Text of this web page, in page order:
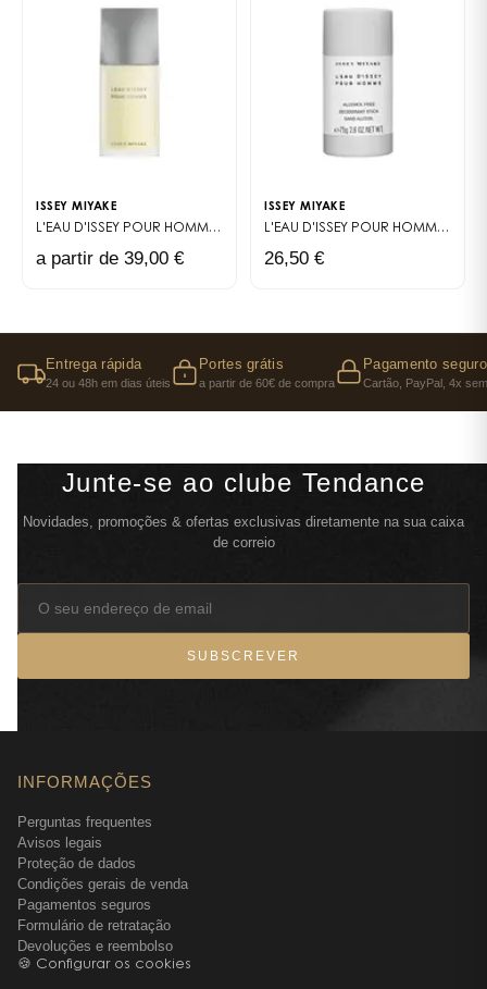
ISSEY MIYAKE
L'EAU D'ISSEY POUR HOMMEEAU DE TOILETTE
a partir de 39,00 €
ISSEY MIYAKE
L'EAU D'ISSEY POUR HOMME DÉODORANT STICK
26,50 €
Entrega rápida
24 ou 48h em dias úteis
Portes grátis
a partir de 60€ de compra
Pagamento seguro
Cartão, PayPal, 4x
Junte-se ao clube Tendance
Novidades, promoções & ofertas exclusivas diretamente na sua caixa
de correio
SUBSCREVER
INFORMAÇÕES
Perguntas frequentes
Avisos legais
Proteção de dados
Condições gerais de venda
Pagamentos seguros
Formulário de retratação
Devoluções e reembolso
🍪 Configurar os cookies